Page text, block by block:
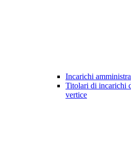
Incarichi
Titolari di incarichi
vertice